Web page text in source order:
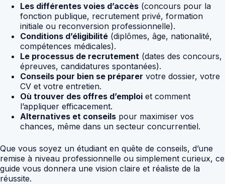
Les différentes voies d’accès (concours pour la
fonction publique, recrutement privé, formation
initiale ou reconversion professionnelle).
Conditions d’éligibilité (diplômes, âge, nationalité,
compétences médicales).
Le processus de recrutement (dates des concours,
épreuves, candidatures spontanées).
Conseils pour bien se préparer votre dossier, votre
CV et votre entretien.
Où trouver des offres d’emploi et comment
l’appliquer efficacement.
Alternatives et conseils pour maximiser vos
chances, même dans un secteur concurrentiel.
Que vous soyez un étudiant en quête de conseils, d’une
remise à niveau professionnelle ou simplement curieux, ce
guide vous donnera une vision claire et réaliste de la
réussite.